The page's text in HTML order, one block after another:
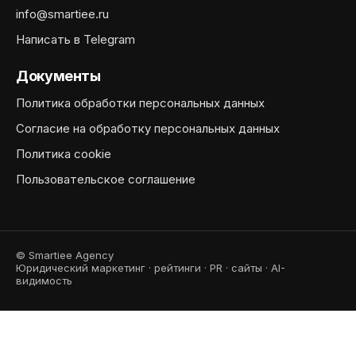
info@smartiee.ru
Написать в Telegram
Документы
Политика обработки персональных данных
Согласие на обработку персональных данных
Политика cookie
Пользовательское соглашение
© Smartiee Agency
Юридический маркетинг · рейтинги · PR · сайты · AI-
видимость